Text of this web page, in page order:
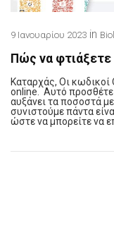
9 Ιανουαρίου 2023 in
Πώς να
Καταρχάς, Οι
online. Αυτό
αυξάνει τα ποσοστά
συνιστούμε πάντα
ώστε να μπορείτε να